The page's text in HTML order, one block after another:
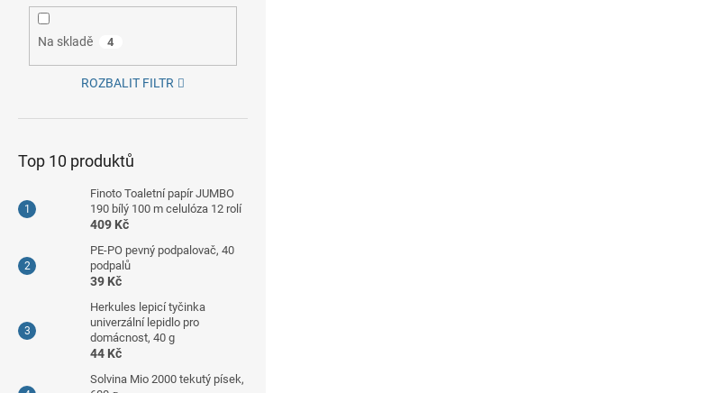
Na skladě 4
ROZBALIT FILTR
Top 10 produktů
Finoto Toaletní papír JUMBO
190 bílý 100 m celulóza 12 rolí
409 Kč
PE-PO pevný podpalovač, 40
podpalů
39 Kč
Herkules lepicí tyčinka
univerzální lepidlo pro
domácnost, 40 g
44 Kč
Solvina Mio 2000 tekutý písek,